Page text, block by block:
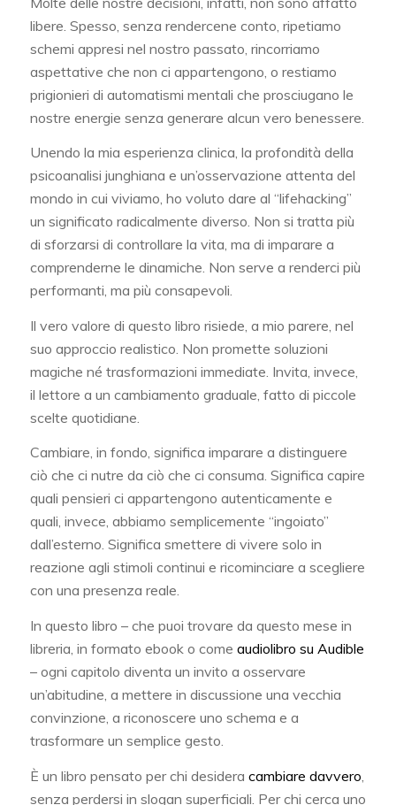
libere. Spesso, senza rendercene conto, ripetiamo
schemi appresi nel nostro passato, rincorriamo
aspettative che non ci appartengono, o restiamo
prigionieri di automatismi mentali che prosciugano le
nostre energie senza generare alcun vero benessere.
Unendo la mia esperienza clinica, la profondità della
psicoanalisi junghiana e un’osservazione attenta del
mondo in cui viviamo, ho voluto dare al “lifehacking”
un significato radicalmente diverso. Non si tratta più
di sforzarsi di controllare la vita, ma di imparare a
comprenderne le dinamiche. Non serve a renderci più
performanti, ma più consapevoli.
Il vero valore di questo libro risiede, a mio parere, nel
suo approccio realistico. Non promette soluzioni
magiche né trasformazioni immediate. Invita, invece,
il lettore a un cambiamento graduale, fatto di piccole
scelte quotidiane.
Cambiare, in fondo, significa imparare a distinguere
ciò che ci nutre da ciò che ci consuma. Significa capire
quali pensieri ci appartengono autenticamente e
quali, invece, abbiamo semplicemente “ingoiato”
dall’esterno. Significa smettere di vivere solo in
reazione agli stimoli continui e ricominciare a scegliere
con una presenza reale.
In questo libro – che puoi trovare da questo mese in
libreria, in formato ebook o come audiolibro su Audible
– ogni capitolo diventa un invito a osservare
un’abitudine, a mettere in discussione una vecchia
convinzione, a riconoscere uno schema e a
trasformare un semplice gesto.
È un libro pensato per chi desidera cambiare davvero
senza perdersi in slogan superficiali. Per chi cerca uno